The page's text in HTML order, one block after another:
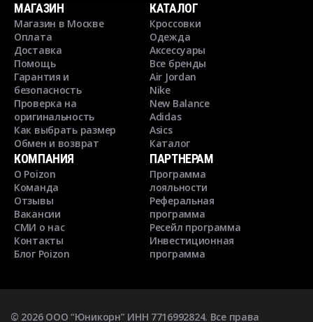
МАГАЗИН
Магазин в Москве
Оплата
Доставка
Помощь
Гарантия и
безопасность
Проверка на
оригинальность
Как выбрать размер
Обмен и возврат
КАТАЛОГ
Кроссовки
Одежда
Аксессуары
Все бренды
Air Jordan
Nike
New Balance
Adidas
Asics
Каталог
КОМПАНИЯ
О Poizon
Команда
Отзывы
Вакансии
СМИ о нас
Контакты
Блог Poizon
ПАРТНЕРАМ
Программа
лояльности
Реферальная
программа
Ресейл программа
Инвестиционная
программа
© 2026ООО “Юникорн” ИНН 7716992824. Все права